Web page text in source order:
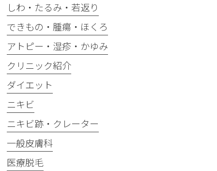
しわ・たるみ・若返り
できもの・腫瘍・ほくろ
アトピー・湿疹・かゆみ
クリニック紹介
ダイエット
ニキビ
ニキビ跡・クレーター
一般皮膚科
医療脱毛